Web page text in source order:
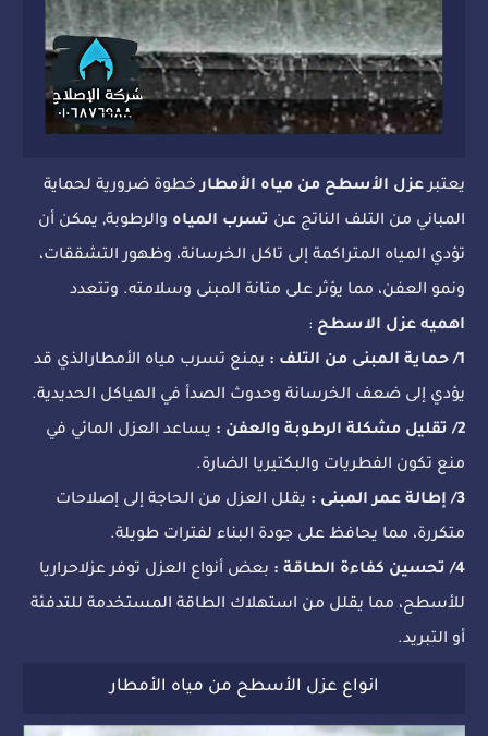
يعتبرعزل الأسطح من مياه الأمطارخطوة ضرورية لحماية
المباني من التلف الناتج عن تسرب المياه والرطوبة, يمكن أن
تؤدي المياه المتراكمة إلى تاكل الخرسانة، وظهور التشققات،
ونمو العفن، مما يؤثر على متانة المبنى وسلامته. وتتعدد
اهميه عزل الاسطح :
1/ حماية المبنى من التلف :
يمنع تسرب مياه الأمطارالذي قد
يؤدي إلى ضعف الخرسانة وحدوث الصدأ في الهياكل الحديدية.
2/ تقليل مشكلة الرطوبة والعفن :
يساعد العزل المائي في
منع تكون الفطريات والبكتيريا الضارة.
3/ إطالة عمر المبنى :
يقلل العزل من الحاجة إلى إصلاحات
متكررة، مما يحافظ على جودة البناء لفترات طويلة.
4/ تحسين كفاءة الطاقة :
بعض أنواع العزل توفر عزلاحراريا
للأسطح، مما يقلل من استهلاك الطاقة المستخدمة للتدفئة
أو التبريد.
انواع عزل الأسطح من مياه الأمطار